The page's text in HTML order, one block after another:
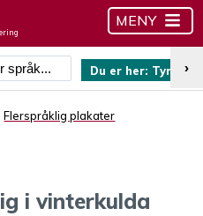
MENY
Du er her: Tyrkisk
›
Flerspråklig plakater
i vinterkulda